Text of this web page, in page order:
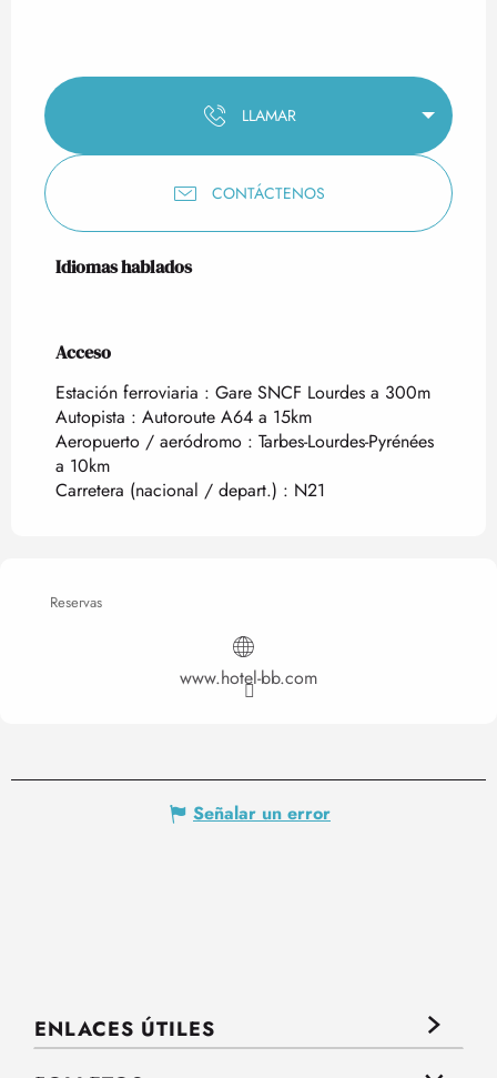
LLAMAR
CONTÁCTENOS
Idiomas hablados
Idiomas hablados
Acceso
Acceso
Estación ferroviaria : Gare SNCF Lourdes a 300m
Autopista : Autoroute A64 a 15km
Aeropuerto / aeródromo : Tarbes-Lourdes-Pyrénées
a 10km
Carretera (nacional / depart.) : N21
Reservas
www.hotel-bb.com
Señalar un error
ENLACES ÚTILES